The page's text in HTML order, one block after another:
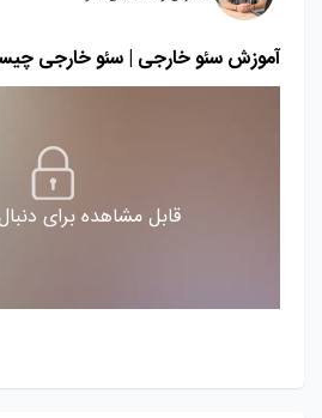
آموزش سئو خارجی | سئو خارجی
قابل مشاهده برای